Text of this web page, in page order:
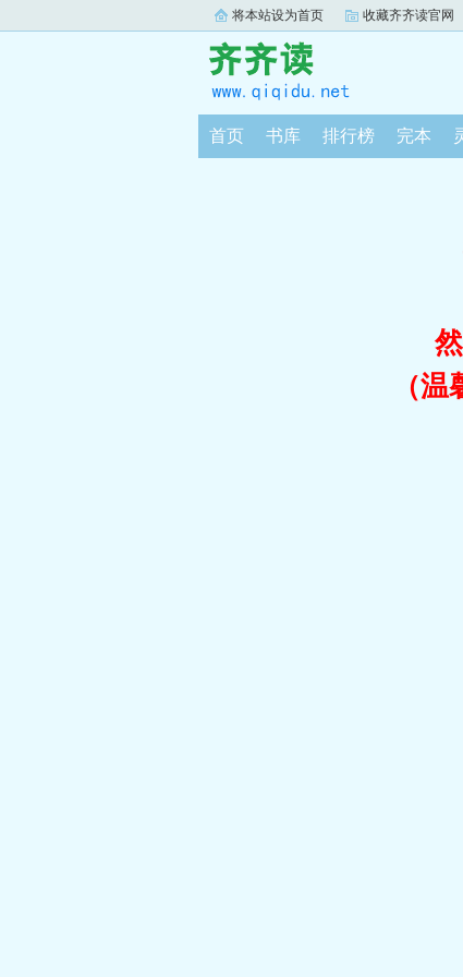
将本站设为首页 收藏齐齐读官网
首页 书库 排行榜 完本
（